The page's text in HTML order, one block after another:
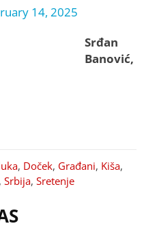
14, 2025
Srđan
Banović,
, Doček, Građani, Kiša,
,Srbija,Sretenje